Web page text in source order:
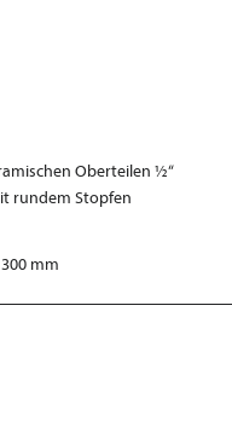
Oberteilen ½“
rundem Stopfen
mm